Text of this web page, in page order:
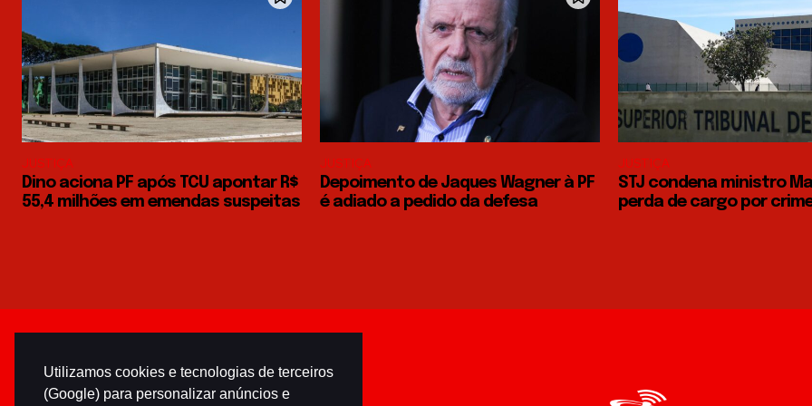
Utilizamos cookies e tecnologias de terceiros
(Google) para personalizar anúncios e
JUSTIÇA
Dino aciona PF após TCU apontar R$
55,4 milhões em emendas suspeitas
JUSTIÇA
Depoimento de Jaques Wagner à PF
é adiado a pedido da defesa
JUSTIÇA
STJ condena ministro
perda de cargo por